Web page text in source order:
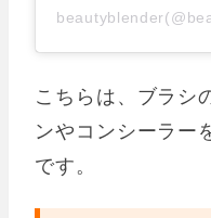
こちらは、ブラシ
ンやコンシーラー
です。